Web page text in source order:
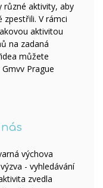
různé aktivity, aby
V rámci
aktivitou
na zadaná
můžete
Prague
výchova
- vyhledávání
zvedla